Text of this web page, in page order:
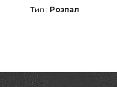
Тип : Розпал